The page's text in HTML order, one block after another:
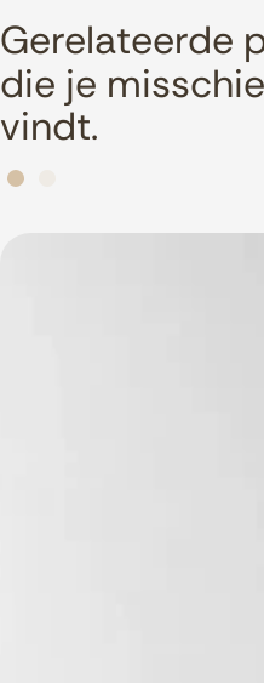
Gerelateerde
die je
vindt.